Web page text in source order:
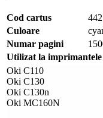
Cod cartus
Culoare
Numar pagini
Utilizat la imprimantele
Oki C110
Oki C130
Oki C130n
Oki MC160N